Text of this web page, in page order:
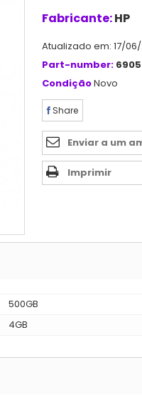
Fabricante:HP
Atualizado em: 17/06/
Part-number:
CondiçãoNovo
Share
Enviar a um
Imprimir
500GB
4GB